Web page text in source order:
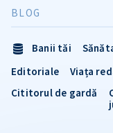
BLOG
Banii tăi
Editoriale
Viața
Cititorul de gardă